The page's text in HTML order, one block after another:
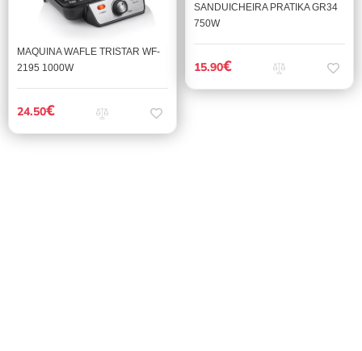
MAQUINA WAFLE TRISTAR WF-
2195 1000W
24.50€
SANDUICHEIRA PRATIKA GR34
750W
15.90€